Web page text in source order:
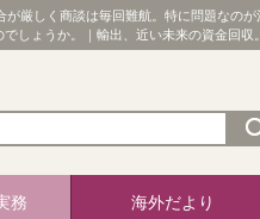
厳しく商談は毎回難航。特に問題なの
しょうか。｜輸出、近い未来の資金回収
務 海外だより